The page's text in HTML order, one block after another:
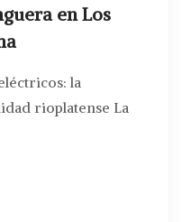
en Los
la
rioplatense La